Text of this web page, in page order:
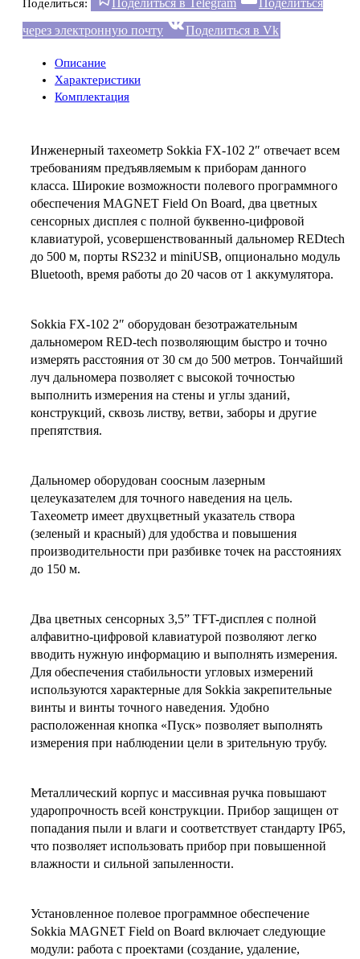
Поделиться: Поделиться в Telegram
Поделиться
через электронную почту
Поделиться в Vk
Описание
Характеристики
Комплектация
Инженерный тахеометр Sokkia FX-102 2″ отвечает всем
требованиям предъявляемым к приборам данного
класса. Широкие возможности полевого программного
обеспечения MAGNET Field On Board, два цветных
сенсорных дисплея с полной буквенно-цифровой
клавиатурой, усовершенствованный дальномер REDtech
до 500 м, порты RS232 и miniUSB, опционально модуль
Bluetooth, время работы до 20 часов от 1 аккумулятора.
Sokkia FX-102 2″ оборудован безотражательным
дальномером RED-tech позволяющим быстро и точно
измерять расстояния от 30 см до 500 метров. Тончайший
луч дальномера позволяет с высокой точностью
выполнить измерения на стены и углы зданий,
конструкций, сквозь листву, ветви, заборы и другие
препятствия.
Дальномер оборудован соосным лазерным
целеуказателем для точного наведения на цель.
Тахеометр имеет двухцветный указатель створа
(зеленый и красный) для удобства и повышения
производительности при разбивке точек на расстояниях
до 150 м.
Два цветных сенсорных 3,5” TFT-дисплея с полной
алфавитно-цифровой клавиатурой позволяют легко
вводить нужную информацию и выполнять измерения.
Для обеспечения стабильности угловых измерений
используются характерные для Sokkia закрепительные
винты и винты точного наведения. Удобно
расположенная кнопка «Пуск» позволяет выполнять
измерения при наблюдении цели в зрительную трубу.
Металлический корпус и массивная ручка повышают
ударопрочность всей конструкции. Прибор защищен от
попадания пыли и влаги и соответствует стандарту IP65,
что позволяет использовать прибор при повышенной
влажности и сильной запыленности.
Установленное полевое программное обеспечение
Sokkia MAGNET Field on Board включает следующие
модули: работа с проектами (создание, удаление,